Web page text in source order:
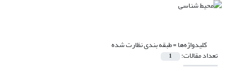
کلیدواژه‌ها =طبقه‏ بندی نظارت شده
تعداد مقالات: 1